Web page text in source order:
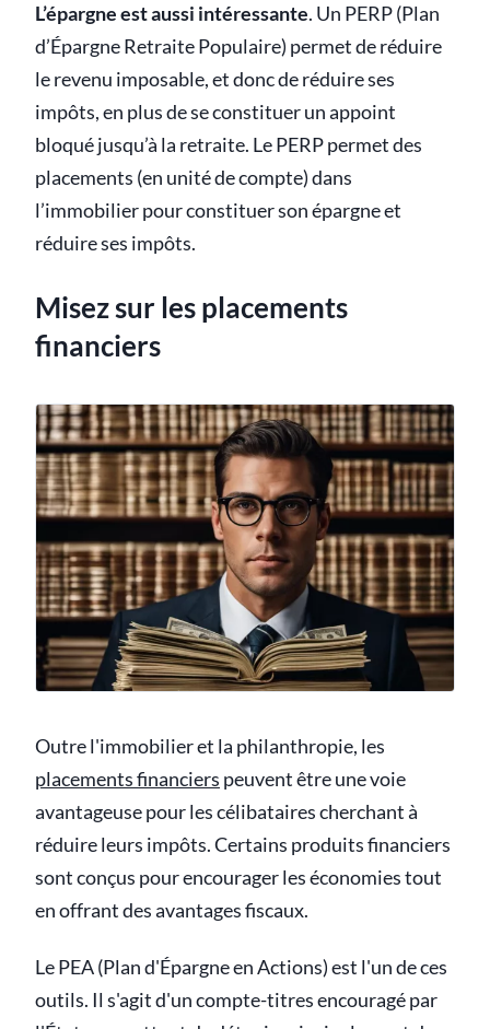
L’épargne est aussi intéressante. Un PERP (Plan
d’Épargne Retraite Populaire) permet de réduire
le revenu imposable, et donc de réduire ses
impôts, en plus de se constituer un appoint
bloqué jusqu’à la retraite. Le PERP permet des
placements (en unité de compte) dans
l’immobilier pour constituer son épargne et
réduire ses impôts.
Misez sur les placements
financiers
Outre l'immobilier et la philanthropie, les
placements financiers peuvent être une voie
avantageuse pour les célibataires cherchant à
réduire leurs impôts. Certains produits financiers
sont conçus pour encourager les économies tout
en offrant des avantages fiscaux.
Le PEA (Plan d'Épargne en Actions) est l'un de ces
outils. Il s'agit d'un compte-titres encouragé par